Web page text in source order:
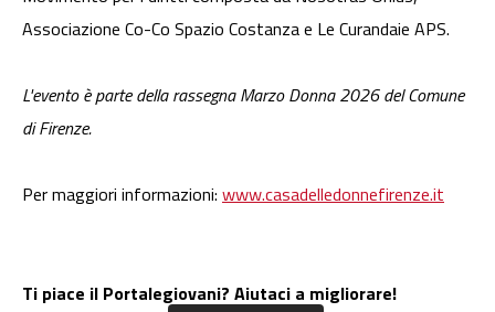
Associazione Co-Co Spazio Costanza e Le Curandaie APS.
L'evento è parte della rassegna Marzo Donna 2026 del Comune
di Firenze.
Per maggiori informazioni: www.casadelledonnefirenze.it
Ti piace il Portalegiovani? Aiutaci a migliorare!